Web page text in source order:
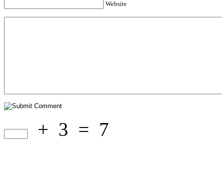
Website
+ 3 = 7